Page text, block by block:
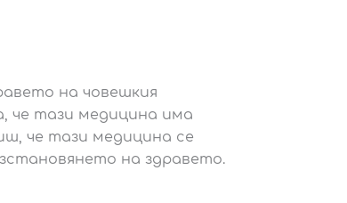
на човешкия
че тази медицина има
че тази медицина се
на здравето.